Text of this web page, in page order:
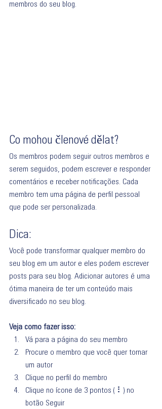
membros do seu blog.
Co mohou členové dělat?
Os membros podem seguir outros membros e
serem seguidos, podem escrever e responder
comentários e receber notificações. Cada
membro tem uma página de perfil pessoal
que pode ser personalizada.
Dica:
Você pode transformar qualquer membro do
seu blog em um autor e eles podem escrever
posts para seu blog. Adicionar autores é uma
ótima maneira de ter um conteúdo mais
diversificado no seu blog.
Veja como fazer isso:
Vá para a página do seu membro
Procure o membro que você quer tornar
um autor
Clique no perfil do membro
Clique no ícone de 3 pontos ( ⠇) no
botão Seguir